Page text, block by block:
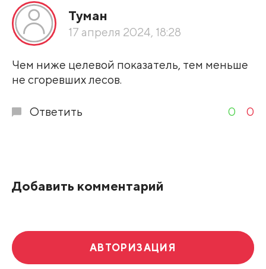
По рейтингу
Развернуть все
Туман
17 апреля 2024, 18:28
Чем ниже целевой показатель, тем меньше
не сгоревших лесов.
Ответить 0 0
Добавить комментарий
АВТОРИЗАЦИЯ